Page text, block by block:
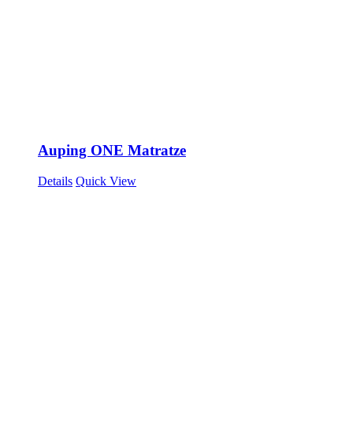
Auping ONE Matratze
Details Quick View